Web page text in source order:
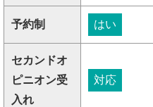
予約制 はい
セカンドオ
ピニオン受
入れ
対応